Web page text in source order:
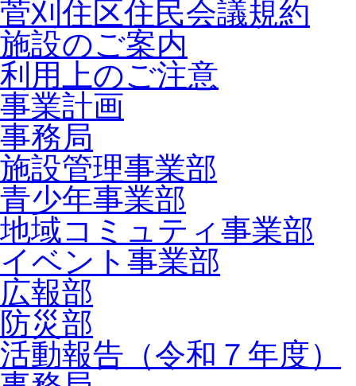
菅刈住区住民会議規約
施設のご案内
利用上のご注意
事業計画
事務局
施設管理事業部
青少年事業部
地域コミュティ事業部
イベント事業部
広報部
防災部
活動報告（令和７年度）